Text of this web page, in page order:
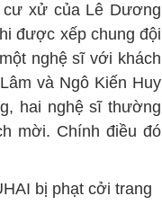
cư xử của Lê Dương
được xếp chung đội
nghệ sĩ với khách
và Ngô Kiến Huy
hai nghệ sĩ thường
mời. Chính điều đó